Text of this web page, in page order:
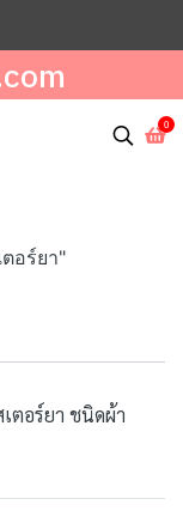
0
อร์ยา"
ตอร์ยา ชนิดผ้า